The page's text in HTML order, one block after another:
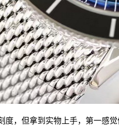
，但拿到实物上手，第一